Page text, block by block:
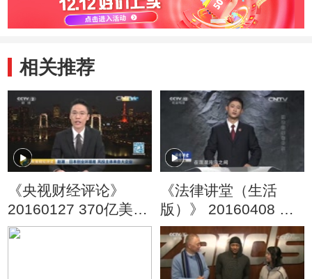
相关推荐
《央视财经评论》
20160127 370亿美元
为何投向中国？
《法律讲堂（生活
版）》 20160408 检
察官说案·敲诈勒索偷
骨灰